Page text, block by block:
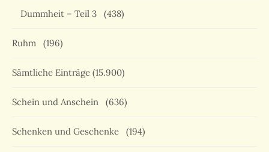
Dummheit – Teil 3 (438)
Ruhm (196)
Sämtliche Einträge (15.900)
Schein und Anschein (636)
Schenken und Geschenke (194)